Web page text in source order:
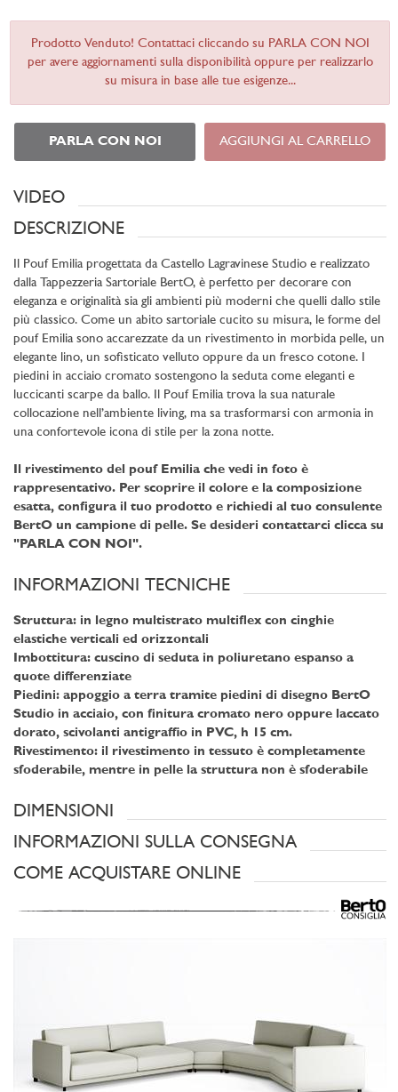
Prodotto Venduto! Contattaci cliccando su PARLA CON NOI
per avere aggiornamenti sulla disponibilità oppure per realizzarlo
su misura in base alle tue esigenze...
PARLA CON NOI AGGIUNGI AL CARRELLO
VIDEO
DESCRIZIONE
Il Pouf Emilia progettata da Castello Lagravinese Studio e realizzato
dalla Tappezzeria Sartoriale BertO, è perfetto per decorare con
eleganza e originalità sia gli ambienti più moderni che quelli dallo stile
più classico. Come un abito sartoriale cucito su misura, le forme del
pouf Emilia sono accarezzate da un rivestimento in morbida pelle, un
elegante lino, un sofisticato velluto oppure da un fresco cotone. I
piedini in acciaio cromato sostengono la seduta come eleganti e
luccicanti scarpe da ballo. Il Pouf Emilia trova la sua naturale
collocazione nell’ambiente living, ma sa trasformarsi con armonia in
una confortevole icona di stile per la zona notte.
Il rivestimento del pouf Emilia che vedi in foto è
rappresentativo. Per scoprire il colore e la composizione
esatta, configura il tuo prodotto e richiedi al tuo consulente
BertO un campione di pelle. Se desideri contattarci clicca su
"PARLA CON NOI".
INFORMAZIONI TECNICHE
Struttura: in legno multistrato multiflex con cinghie
elastiche verticali ed orizzontali
Imbottitura: cuscino di seduta in poliuretano espanso a
quote differenziate
Piedini: appoggio a terra tramite piedini di disegno BertO
Studio in acciaio, con finitura cromato nero oppure laccato
dorato, scivolanti antigraffio in PVC, h 15 cm.
Rivestimento: il rivestimento in tessuto è completamente
sfoderabile, mentre in pelle la struttura non è sfoderabile
DIMENSIONI
INFORMAZIONI SULLA CONSEGNA
COME ACQUISTARE ONLINE